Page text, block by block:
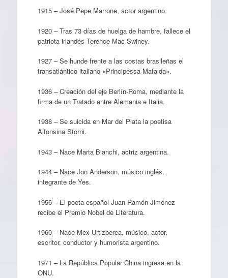
1915 – José Pepe Marrone, actor argentino.
1920 – Tras 73 días de huelga de hambre, fallece el
patriota irlandés Terence Mac Swiney.
1927 – Se hunde frente a las costas brasileñas el
transatlántico italiano «Principessa Mafalda».
1936 – Creación del eje Berlín-Roma, mediante la
firma de un Tratado entre Alemania e Italia.
1938 – Se suicida en Mar del Plata la poetisa
Alfonsina Storni.
1943 – Nace Marta Bianchi, actriz argentina.
1944 – Nace Jon Anderson, músico inglés,
integrante de Yes.
1956 – El poeta español Juan Ramón Jiménez
recibe el Premio Nobel de Literatura.
1960 – Nace Mex Urtizberea, músico, actor,
escritor, conductor y humorista argentino.
1971 – La República Popular China ingresa en la
ONU.